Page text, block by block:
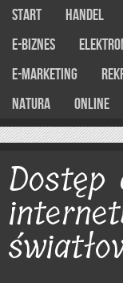
Start Handel
E-Biznes
E-marketing
Natura
Online
Dostęp